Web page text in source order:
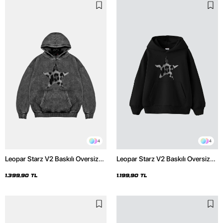
4
Leopar Starz V2 Baskılı Oversize
Hoodie
1.399,90 TL
4
Leopar Starz V2 Baskılı Oversize
1.199,90 TL